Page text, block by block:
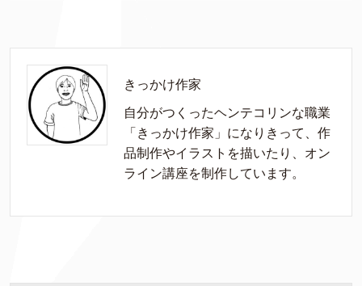
きっかけ作家
自分がつくったヘンテコリンな職業
「きっかけ作家」になりきって、作
品制作やイラストを描いたり、オン
ライン講座を制作しています。